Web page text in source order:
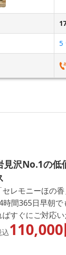
5
見沢No.1の低
セレモニーほの
時間365日早朝
ばすぐにご対応
何をしたらいい
ニーほの香」に
込110,000